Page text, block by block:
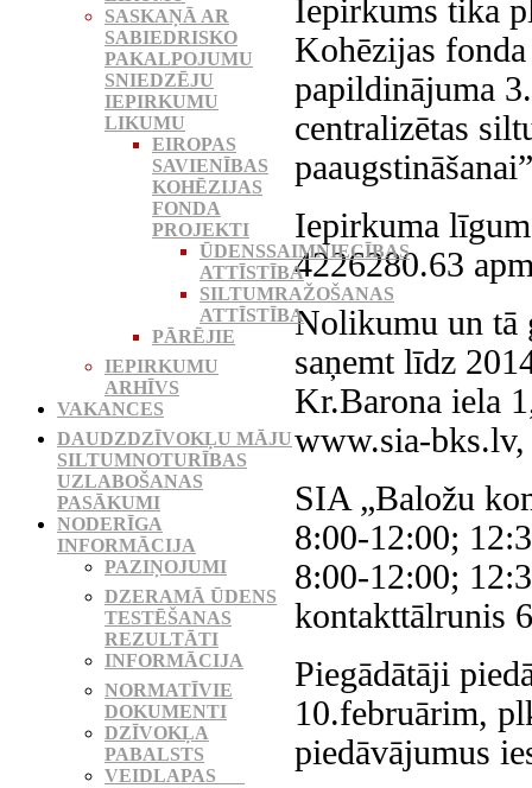
Iepirkums tika
Kohēzijas
papildinājuma
centralizētas
Iepirkuma
4226280.63
Nolikumu un tā
saņemt līdz
Kr.Barona iela
www.sia-bks.lv,
SIA „Baložu
8:00-12:00;
8:00-12:00;
kontakttālrunis
Piegādātāji
10.februārim,
piedāvājumus
SASKAŅĀ AR
SABIEDRISKO
PAKALPOJUMU
SNIEDZĒJU
IEPIRKUMU
LIKUMU
EIROPAS
SAVIENĪBAS
KOHĒZIJAS
FONDA
PROJEKTI
ŪDENSSAIMNIECĪBAS
ATTĪSTĪBA
SILTUMRAŽOŠANAS
ATTĪSTĪBA
PĀRĒJIE
IEPIRKUMU
ARHĪVS
VAKANCES
DAUDZDZĪVOKĻU MĀJU
SILTUMNOTURĪBAS
UZLABOŠANAS
PASĀKUMI
NODERĪGA
INFORMĀCIJA
PAZIŅOJUMI
DZERAMĀ ŪDENS
TESTĒŠANAS
REZULTĀTI
INFORMĀCIJA
NORMATĪVIE
DOKUMENTI
DZĪVOKĻA
PABALSTS
VEIDLAPAS